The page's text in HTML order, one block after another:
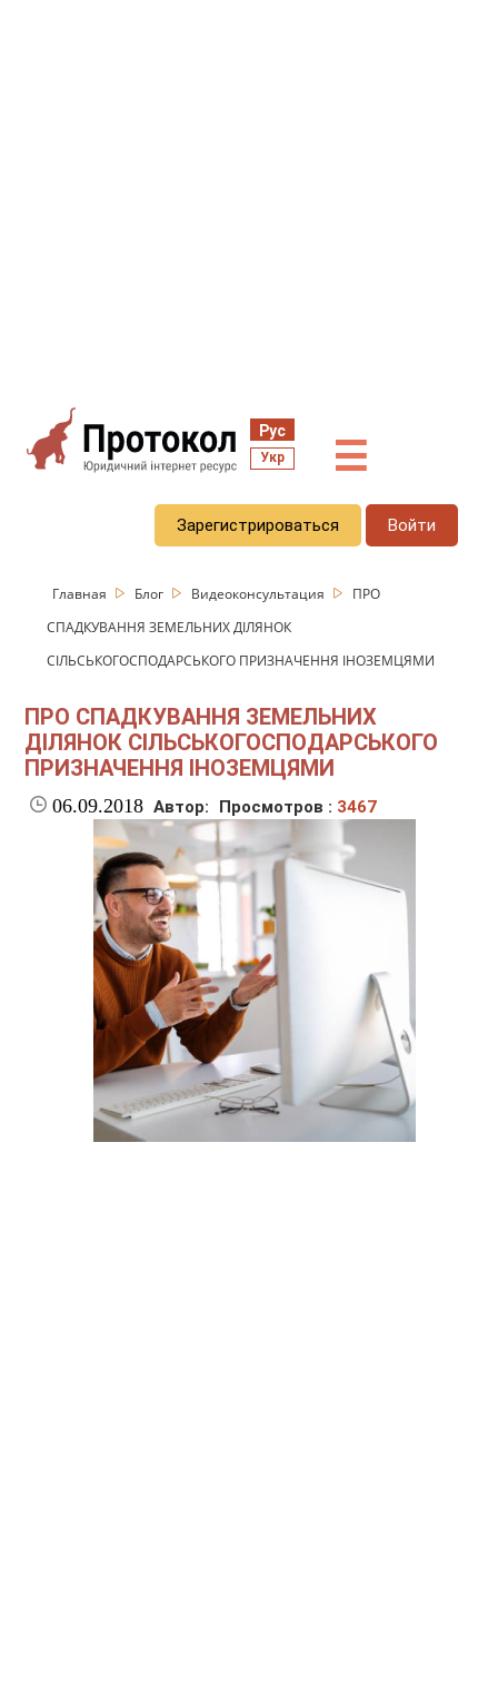
Рус
Укр ☰
Зарегистрироваться Войти
Главная Блог Видеоконсультация
ПРО
СПАДКУВАННЯ ЗЕМЕЛЬНИХ ДІЛЯНОК
СІЛЬСЬКОГОСПОДАРСЬКОГО ПРИЗНАЧЕННЯ ІНОЗЕМЦЯМИ
ПРО СПАДКУВАННЯ ЗЕМЕЛЬНИХ
ДІЛЯНОК СІЛЬСЬКОГОСПОДАРСЬКОГО
ПРИЗНАЧЕННЯ ІНОЗЕМЦЯМИ
06.09.2018 Автор: Просмотров : 3467